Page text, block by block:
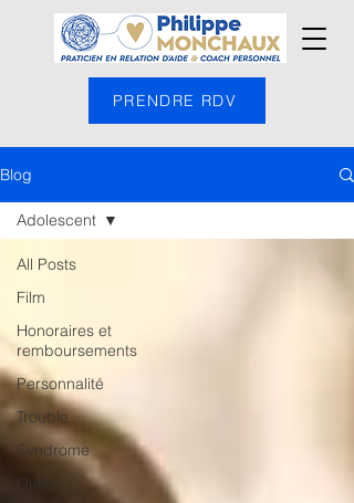
PRENDRE RDV
Blog
All Posts
Film
Honoraires et
remboursements
Personnalité
Trouble
Syndrome
Outils
Adolescent